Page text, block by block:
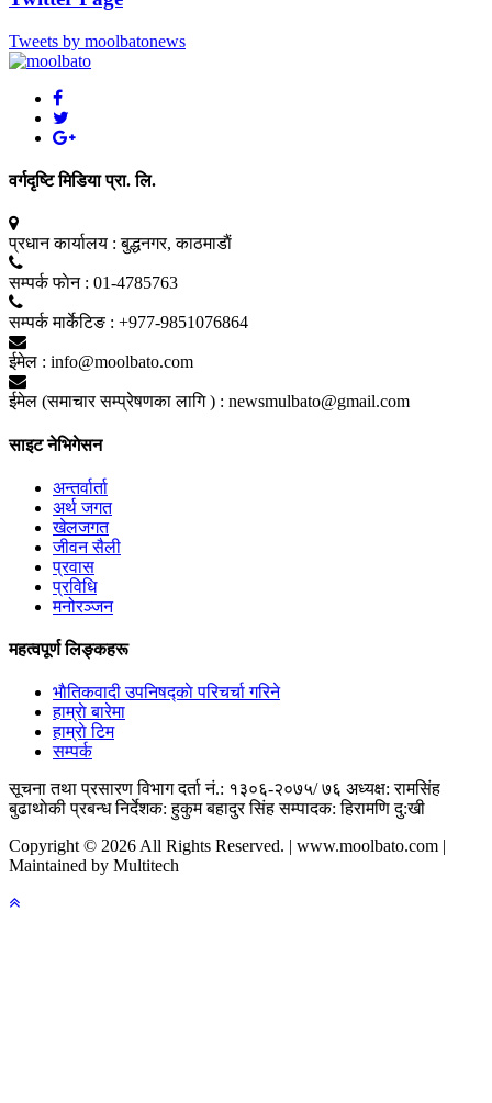
Tweets by moolbatonews
वर्गदृष्टि मिडिया प्रा. लि.
प्रधान कार्यालय : बुद्धनगर, काठमाडाैं
सम्पर्क फाेन : 01-4785763
सम्पर्क मार्केटिङ : +977-9851076864
ईमेल : info@moolbato.com
ईमेल (समाचार सम्प्रेषणका लागि ) : newsmulbato@gmail.com
साइट नेभिगेसन
अन्तर्वार्ता
अर्थ जगत
खेलजगत
जीवन सैली
प्रवास
प्रविधि
मनोरञ्जन
महत्वपूर्ण लिङ्कहरू
भाैतिकवादी उपनिषद्काे परिचर्चा गरिने
हाम्राे बारेमा
हाम्राे टिम
सम्पर्क
सूचना तथा प्रसारण विभाग दर्ता नं.: १३०६-२०७५/ ७६ अध्यक्ष: रामसिंह
बुढाथाेकी प्रबन्ध निर्देशक: हुकुम बहादुर सिंह सम्पादक: हिरामणि दु:खी
Copyright © 2026 All Rights Reserved. | www.moolbato.com |
Maintained by Multitech